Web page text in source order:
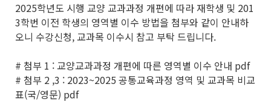
2025학년도 시행 교양 교과과정 개편에 따라 재학생 및 201
3학번 이전 학생의 영역별 이수 방법을 첨부와 같이 안내하
오니 수강신청, 교과목 이수시 참고 부탁 드립니다.
# 첨부 1 : 교양교과과정 개편에 따른 영역별 이수 안내 pdf
# 첨부 2 ,3 : 2023~2025 공통교육과정 영역 및 교과목 비교
표(국/영문) pdf